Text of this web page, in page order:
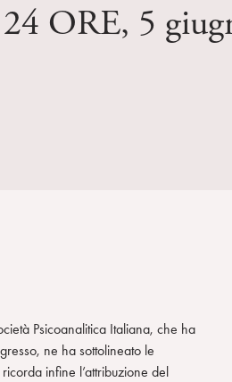
ORE, 5
Psicoanalitica Italiana, che ha
ne ha sottolineato le
infine l’attribuzione del